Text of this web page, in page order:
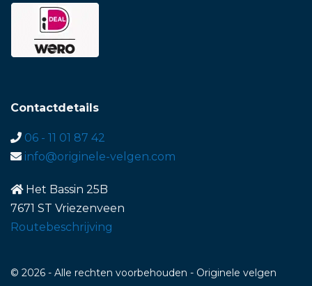
Contactdetails
06 - 11 01 87 42
info@originele-velgen.com
Het Bassin 25B
7671 ST Vriezenveen
Routebeschrijving
© 2026 - Alle rechten voorbehouden - Originele velgen